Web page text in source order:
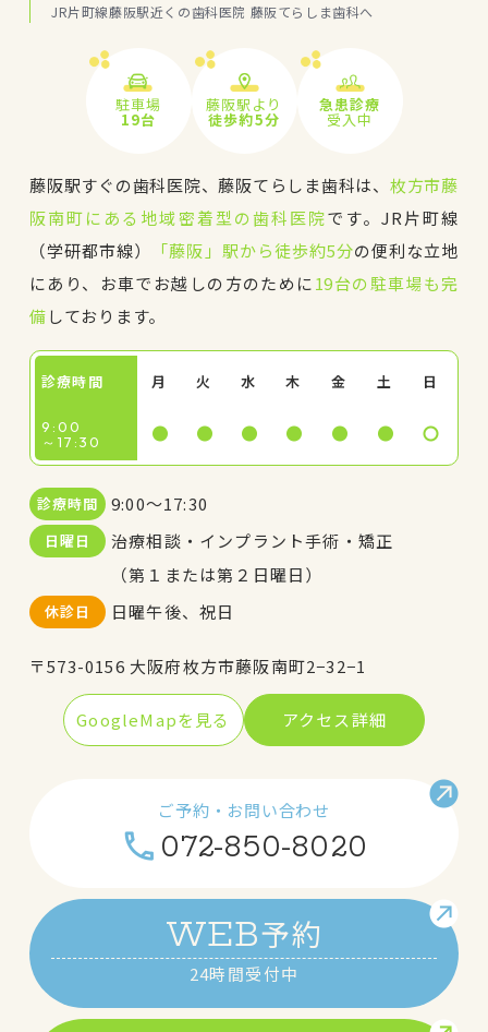
JR片町線藤阪駅近くの歯科医院 藤阪てらしま歯科へ
駐車場
19台
藤阪駅より
徒歩約5分
急患診療
受入中
藤阪駅すぐの歯科医院、藤阪てらしま歯科は、 枚方市藤
阪南町にある地域密着型の歯科医院です。JR片町線
（学研都市線）
「藤阪」駅から徒歩約5分の便利な立地
にあり、お車でお越しの方のために19台の駐車場も完
備しております。
診療時間 月 火 水 木 金 土 日
9:00
～17:30
診療時間 9:00～17:30
日曜日
治療相談・インプラント手術・矯正
（第１または第２日曜日）
休診日 日曜午後、祝日
〒573-0156 大阪府枚方市藤阪南町2−32−1
GoogleMapを見る アクセス詳細
ご予約・お問い合わせ
072-850-8020
WEB予約
24時間受付中